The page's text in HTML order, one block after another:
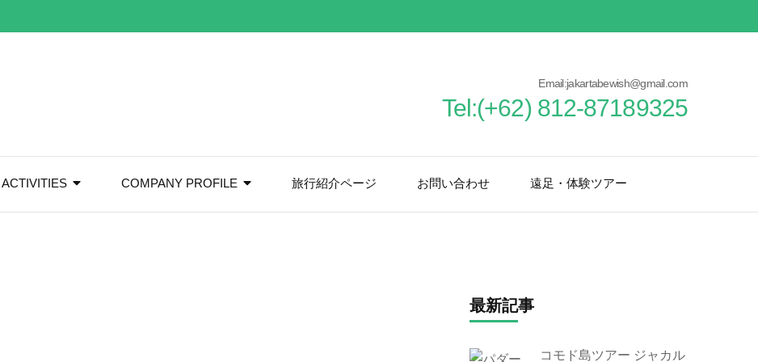
Email:jakartabewish@gmail.com
Tel:(+62) 812-87189325
ACTIVITIES COMPANY PROFILE 旅行紹介ページ お問い合わせ 遠足・体験ツアー
最新記事
コモド島ツアー ジャカル